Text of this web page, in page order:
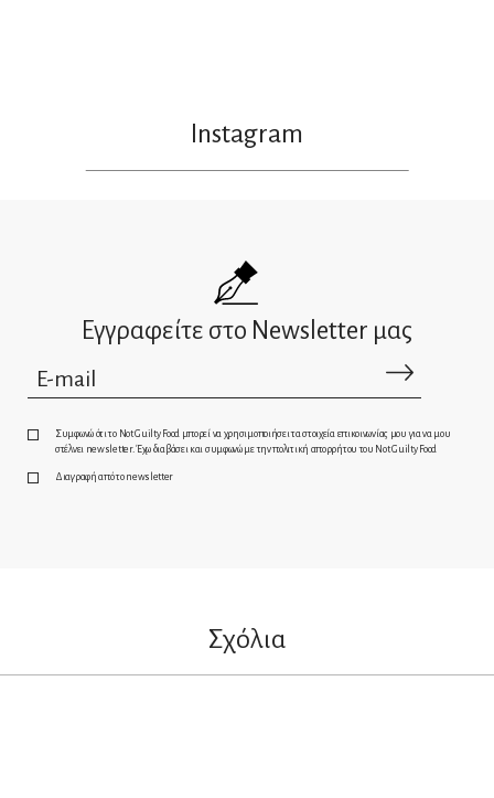
Instagram
Εγγραφείτε στο Newsletter μας
Συμφωνώ ότι το Not Guilty Food μπορεί να χρησιμοποιήσει τα στοιχεία επικοινωνίας μου για να μου
στέλνει newsletter. Έχω διαβάσει και συμφωνώ με την πολιτική απορρήτου του Not Guilty Food
Διαγραφή από το newsletter
Σχόλια